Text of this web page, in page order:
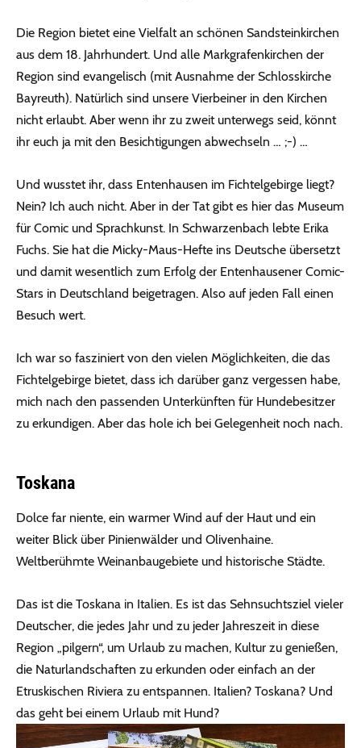
Die Region bietet eine Vielfalt an schönen Sandsteinkirchen
aus dem 18. Jahrhundert. Und alle Markgrafenkirchen der
Region sind evangelisch (mit Ausnahme der Schlosskirche
Bayreuth). Natürlich sind unsere Vierbeiner in den Kirchen
nicht erlaubt. Aber wenn ihr zu zweit unterwegs seid, könnt
ihr euch ja mit den Besichtigungen abwechseln … ;-) …
Und wusstet ihr, dass Entenhausen im Fichtelgebirge liegt?
Nein? Ich auch nicht. Aber in der Tat gibt es hier das Museum
für Comic und Sprachkunst. In Schwarzenbach lebte Erika
Fuchs. Sie hat die Micky-Maus-Hefte ins Deutsche übersetzt
und damit wesentlich zum Erfolg der Entenhausener Comic-
Stars in Deutschland beigetragen. Also auf jeden Fall einen
Besuch wert.
Ich war so fasziniert von den vielen Möglichkeiten, die das
Fichtelgebirge bietet, dass ich darüber ganz vergessen habe,
mich nach den passenden Unterkünften für Hundebesitzer
zu erkundigen. Aber das hole ich bei Gelegenheit noch nach.
Toskana
Dolce far niente, ein warmer Wind auf der Haut und ein
weiter Blick über Pinienwälder und Olivenhaine.
Weltberühmte Weinanbaugebiete und historische Städte.
Das ist die Toskana in Italien. Es ist das Sehnsuchtsziel vieler
Deutscher, die jedes Jahr und zu jeder Jahreszeit in diese
Region „pilgern“, um Urlaub zu machen, Kultur zu genießen,
die Naturlandschaften zu erkunden oder einfach an der
Etruskischen Riviera zu entspannen. Italien? Toskana? Und
das geht bei einem Urlaub mit Hund?